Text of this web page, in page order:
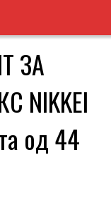
ЗА
NIKKEI
од 44